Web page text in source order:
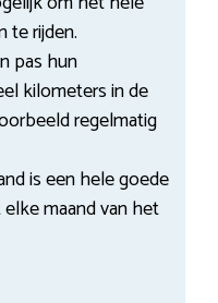
te rijden.
pas hun
kilometers in de
regelmatig
is een hele goede
maand van het